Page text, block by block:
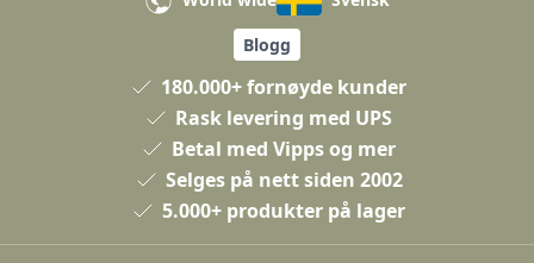
Blogg
180.000+ fornøyde kunder
Rask levering med UPS
Betal med Vipps og mer
Selges på nett siden 2002
5.000+ produkter på lager